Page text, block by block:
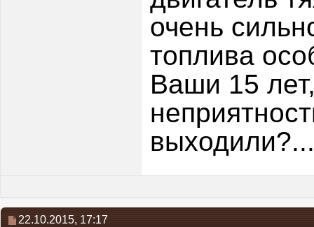
очень
топлива
Ваши 15
выходили?...
22.10.2015, 17:17